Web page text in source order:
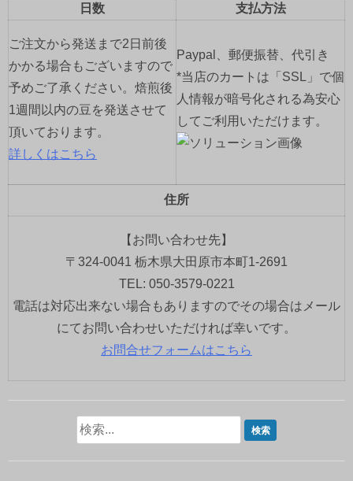
日数 支払方法
ご注文から発送まで2日前後
かかる場合もございますので
予めご了承ください。焙煎後
1週間以内の豆を発送させて
頂いております。
詳しくはこちら
Paypal、郵便振替、代引き
*当店のカートは「SSL」で個
人情報が暗号化される為安心
してご利用いただけます。
住所
【お問い合わせ先】
〒324-0041 栃木県大田原市本町1-2691
TEL: 050-3579-0221
電話は対応出来ない場合もありますのでその場合はメール
にてお問い合わせいただければ幸いです。
お問合せフォームはこちら